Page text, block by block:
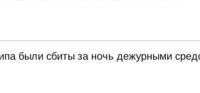
были сбиты за ночь дежурными